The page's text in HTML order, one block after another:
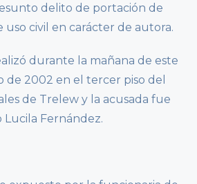
delito de portación de
uso civil en carácter de autora.
durante la mañana de este
de 2002 en el tercer piso del
de Trelew y la acusada fue
Fernández.